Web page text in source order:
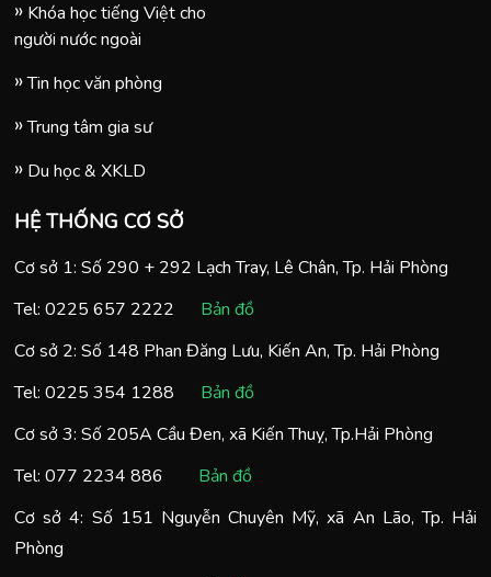
Khóa học tiếng Việt cho
người nước ngoài
Tin học văn phòng
Trung tâm gia sư
Du học & XKLD
HỆ THỐNG CƠ SỞ
Cơ sở 1: Số 290 + 292 Lạch Tray, Lê Chân, Tp. Hải Phòng
Tel: 0225 657 2222
Bản đồ
Cơ sở 2: Số 148 Phan Đăng Lưu, Kiến An, Tp. Hải Phòng
Tel: 0225 354 1288
Bản đồ
Cơ sở 3: Số 205A Cầu Đen, xã Kiến Thuỵ, Tp.Hải Phòng
Tel: 077 2234 886
Bản đồ
Cơ sở 4: Số 151 Nguyễn Chuyên Mỹ, xã An Lão, Tp. Hải
Phòng